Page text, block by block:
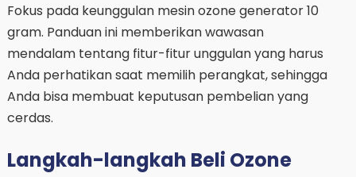
Fokus pada keunggulan mesin ozone generator 10
gram. Panduan ini memberikan wawasan
mendalam tentang fitur-fitur unggulan yang harus
Anda perhatikan saat memilih perangkat, sehingga
Anda bisa membuat keputusan pembelian yang
cerdas.
Langkah-langkah Beli Ozone